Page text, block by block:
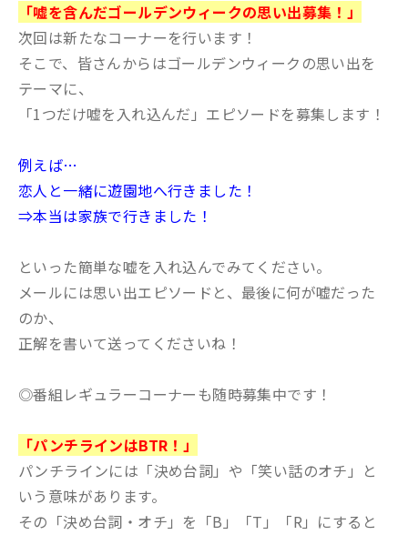
「嘘を含んだゴールデンウィークの思い出募集！」
次回は新たなコーナーを行います！
そこで、皆さんからはゴールデンウィークの思い出を
テーマに、
「1つだけ嘘を入れ込んだ」エピソードを募集します！
例えば…
恋人と一緒に遊園地へ行きました！
⇒本当は家族で行きました！
といった簡単な嘘を入れ込んでみてください。
メールには思い出エピソードと、最後に何が嘘だった
のか、
正解を書いて送ってくださいね！
◎番組レギュラーコーナーも随時募集中です！
「パンチラインはBTR！」
パンチラインには「決め台詞」や「笑い話のオチ」と
いう意味があります。
その「決め台詞・オチ」を「B」「T」「R」にすると